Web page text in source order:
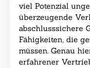
viel Potenzial
überzeugende
abschlusssichere
Fähigkeiten, die
müssen. Genau
erfahrener